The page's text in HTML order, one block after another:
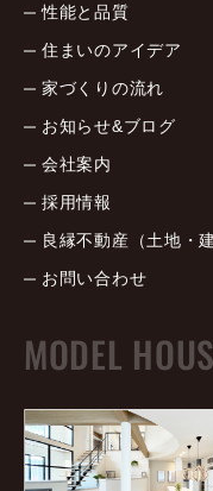
性能と品質
住まいのアイデア
家づくりの流れ
お知らせ&ブログ
会社案内
採用情報
良縁不動産（土地・
お問い合わせ
MODEL